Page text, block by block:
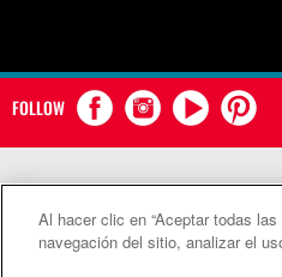
FOLLOW
Al hacer clic en “Aceptar todas
navegación del sitio, analizar el